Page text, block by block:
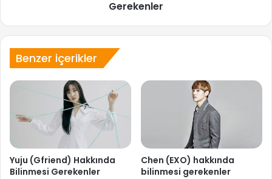
Gerekenler
Benzer içerikler
Yuju (Gfriend) Hakkında
Bilinmesi Gerekenler
Chen (EXO) hakkında
bilinmesi gerekenler